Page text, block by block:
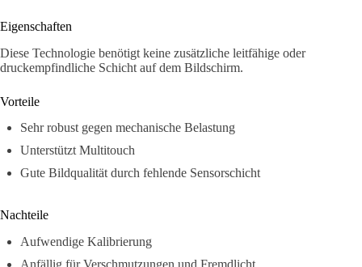
Eigenschaften
Diese Technologie benötigt keine zusätzliche leitfähige oder
druckempfindliche Schicht auf dem Bildschirm.
Vorteile
Sehr robust gegen mechanische Belastung
Unterstützt Multitouch
Gute Bildqualität durch fehlende Sensorschicht
Nachteile
Aufwendige Kalibrierung